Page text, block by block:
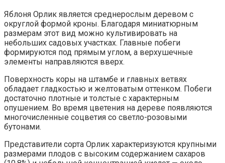
Яблоня Орлик является среднерослым деревом с
округлой формой кроны. Благодаря миниатюрным
размерам этот вид можно культивировать на
небольших садовых участках. Главные побеги
формируются под прямым углом, а верхушечные
элементы направляются вверх.
Поверхность коры на штамбе и главных ветвях
обладает гладкостью и желтоватым оттенком. Побеги
достаточно плотные и толстые с характерным
опушением. Во время цветения на дереве появляются
многочисленные соцветия со светло-розовыми
бутонами.
Представители сорта Орлик характеризуются крупными
размерами плодов с высоким содержанием сахаров